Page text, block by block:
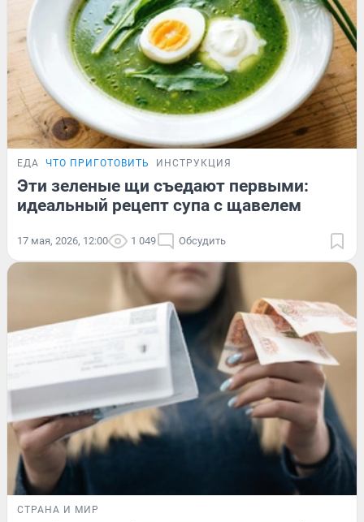
ЕДА ЧТО ПРИГОТОВИТЬ ИНСТРУКЦИЯ
Эти зеленые щи съедают первыми:
идеальный рецепт супа с щавелем
17 мая, 2026, 12:00 1 049 Обсудить
СТРАНА И МИР